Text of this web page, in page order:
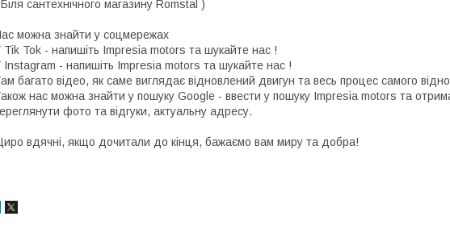
сантехнічного магазину Romstal )
можна знайти у соцмережах
Tik Tok - напишіть Impresia motors та шукайте нас !
Instagram - напишіть Impresia motors та шукайте нас !
багато відео, як саме виглядає відновлений двигун та весь процес самого
нас можна знайти у пошуку Google - ввести у пошуку Impresia motors та
фото та відгуки, актуальну адресу.
вдячні, якщо дочитали до кінця, бажаємо вам миру та добра!